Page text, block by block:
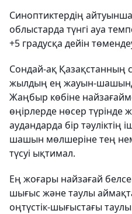
Синоптиктердің
облыстарда түнгі ауа
+5 градусқа дейін
Сондай-ақ Қазақстанның
жылдың ең жауын-
Жаңбыр көбіне
өңірлерде нөсер түрінде
аудандарда бір тәуліктің
шашын мөлшеріне тең
түсуі ықтимал.
Ең жоғары найзағай
шығыс және таулы
оңтүстік-шығыстағы